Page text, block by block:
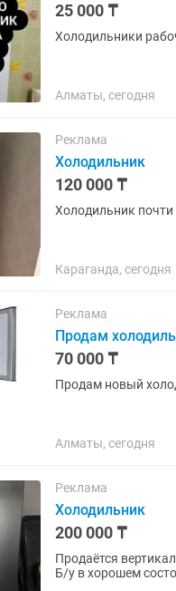
25 000 ₸
Холодильники
Алматы, сегодня
Реклама
Холодильник
120 000 ₸
Холодильник
Караганда, сегодня
Реклама
Продам
70 000 ₸
Продам новый
Алматы, сегодня
Реклама
Холодильник
200 000 ₸
Продаётся
Б/у в хорошем